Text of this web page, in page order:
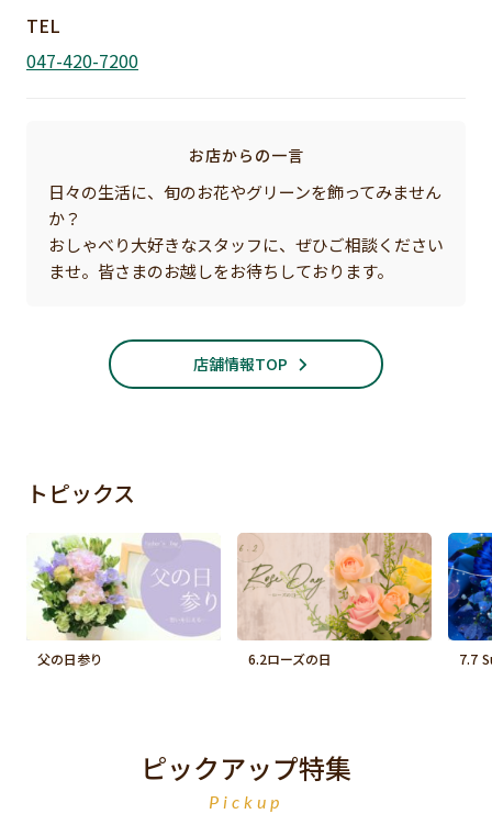
TEL
047-420-7200
お店からの一言
日々の生活に、旬のお花やグリーンを飾ってみません
か？
おしゃべり大好きなスタッフに、ぜひご相談ください
ませ。皆さまのお越しをお待ちしております。
店舗情報TOP
トピックス
父の日参り 6.2ローズの日 7.7
ピックアップ特集
Pickup